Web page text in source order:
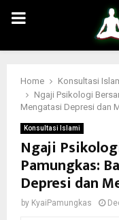
PRIMARY
MENU
Home
Konsultasi
Ngaji Psikologi
Mengatasi Depresi dan
Konsultasi Islami
Ngaji
Pamungkas:
Depresi dan
by KyaiPamungkas